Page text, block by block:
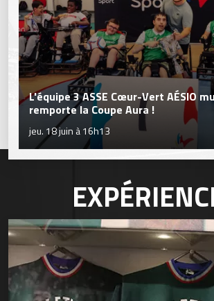
L'équipe 3 ASSE Cœur-Vert AÉSIO
remporte la Coupe Aura !
jeu. 18 juin à 16h13